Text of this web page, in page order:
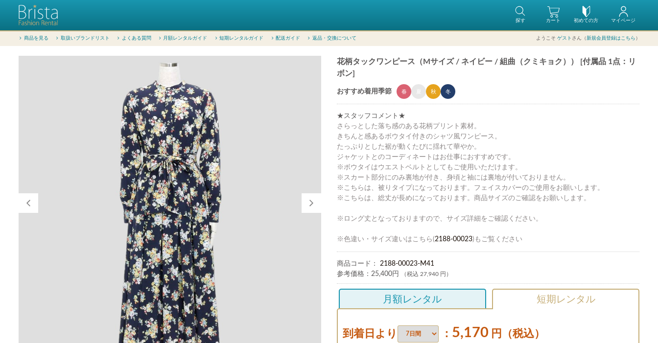
初めての方
カート マイページ
探す
商品を見る 取扱いブランドリスト よくある質問 月額レンタルガイド 短期レンタルガイド 配送ガイド 返品・交換について ようこそ ゲスト さん（新規会員登録はこちら ）
花柄タックワンピース（Mサイズ / ネイビー / 組曲（クミキョク）） [付属品 1点：リ
ボン]
おすすめ着用季節 春 秋 冬
★スタッフコメント★
さらっとした落ち感のある花柄プリント素材。
きちんと感あるボウタイ付きのシャツ風ワンピース。
たっぷりとした裾が動くたびに揺れて華やか。
ジャケットとのコーディネートはお仕事におすすめです。
※ボウタイはウエストベルトとしてもご使用いただけます。
※スカート部分にのみ裏地が付き、身頃と袖には裏地が付いておりません。
※こちらは、被りタイプになっております。フェイスカバーのご使用をお願いします。
※こちらは、総丈が長めになっております。商品サイズのご確認をお願いします。
※ロング丈となっておりますので、サイズ詳細をご確認ください。
※色違い・サイズ違いはこちら(2188-00023)もご覧ください
商品コード： 2188-00023-M41
参考価格： 25,400円 （税込 27,940 円）
月額レンタル 短期レンタル
到着日より ： 5,170 円（税込）